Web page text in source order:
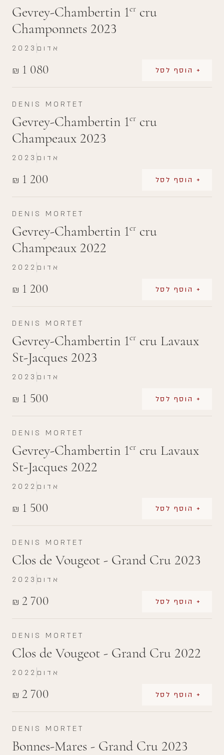
Gevrey-Chambertin 1er cru
Champonnets 2023
₪ 1 080 + הוסף לסל
2023 אדום
DENIS MORTET
Gevrey-Chambertin 1er cru
Champeaux 2023
₪ 1 200 + הוסף לסל
2023 אדום
DENIS MORTET
Gevrey-Chambertin 1er cru
Champeaux 2022
₪ 1 200 + הוסף לסל
2022 אדום
DENIS MORTET
Gevrey-Chambertin 1er cru Lavaux
St-Jacques 2023
₪ 1 500 + הוסף לסל
2023 אדום
DENIS MORTET
Gevrey-Chambertin 1er cru Lavaux
St-Jacques 2022
₪ 1 500 + הוסף לסל
2022 אדום
DENIS MORTET
Clos de Vougeot - Grand Cru 2023
₪ 2 700 + הוסף לסל
2023 אדום
DENIS MORTET
Clos de Vougeot - Grand Cru 2022
₪ 2 700 + הוסף לסל
2022 אדום
DENIS MORTET
Bonnes-Mares - Grand Cru 2023